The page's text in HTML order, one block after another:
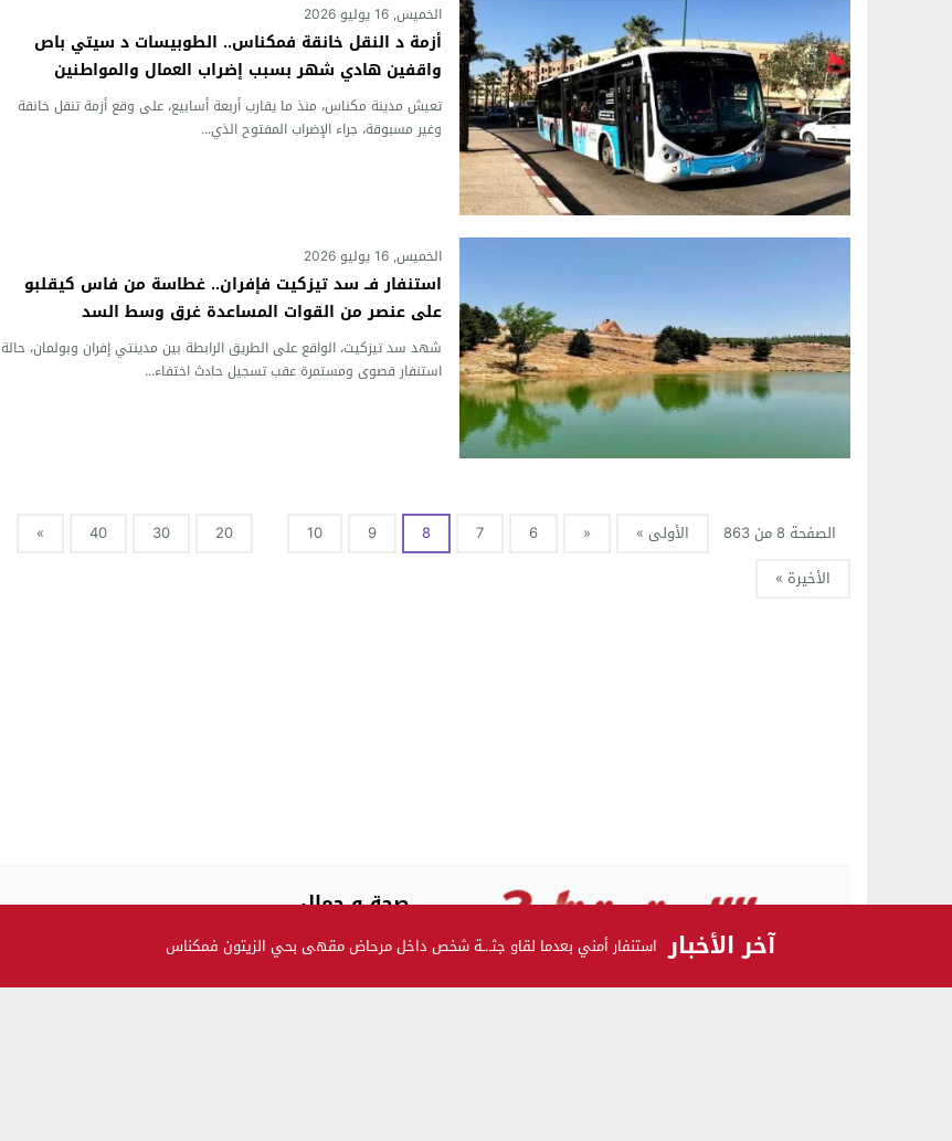
الخميس, 16 يوليو 2026
أزمة د النقل خانقة فمكناس.. الطوبيسات د سيتي باص
واقفين هادي شهر بسبب إضراب العمال والمواطنين
واحلين فالتنقل
تعيش مدينة مكناس، منذ ما يقارب أربعة أسابيع، على وقع أزمة تنقل خانقة
وغير مسبوقة، جراء الإضراب المفتوح الذي...
الخميس, 16 يوليو 2026
استنفار فــ سد تيزكيت فإفران.. غطاسة من فاس كيقلبو
على عنصر من القوات المساعدة غرق وسط السد
شهد سد تيزكيت، الواقع على الطريق الرابطة بين مدينتي إفران وبولمان، حالة
استنفار قصوى ومستمرة عقب تسجيل حادث اختفاء...
الصفحة 8 من 863 الأولى » «
6
7
8
9
10
20
30
40
»
الأخيرة »
الرأي و الرأي الآخر
صحة و جمال
سماوه “أوميكرون الخفي”
آخر الأخبار استنفار أمني بعدما لقاو جثـ.ـة شخص داخل مرحاض مقهى بحي الزيتون فمكناس